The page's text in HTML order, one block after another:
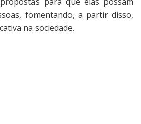
fomentando, a partir disso,
na sociedade.